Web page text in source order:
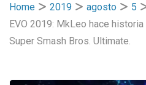
Home
2019 agosto
5
EVO 2019: MkLeo hace
Super Smash Bros. Ultimate.